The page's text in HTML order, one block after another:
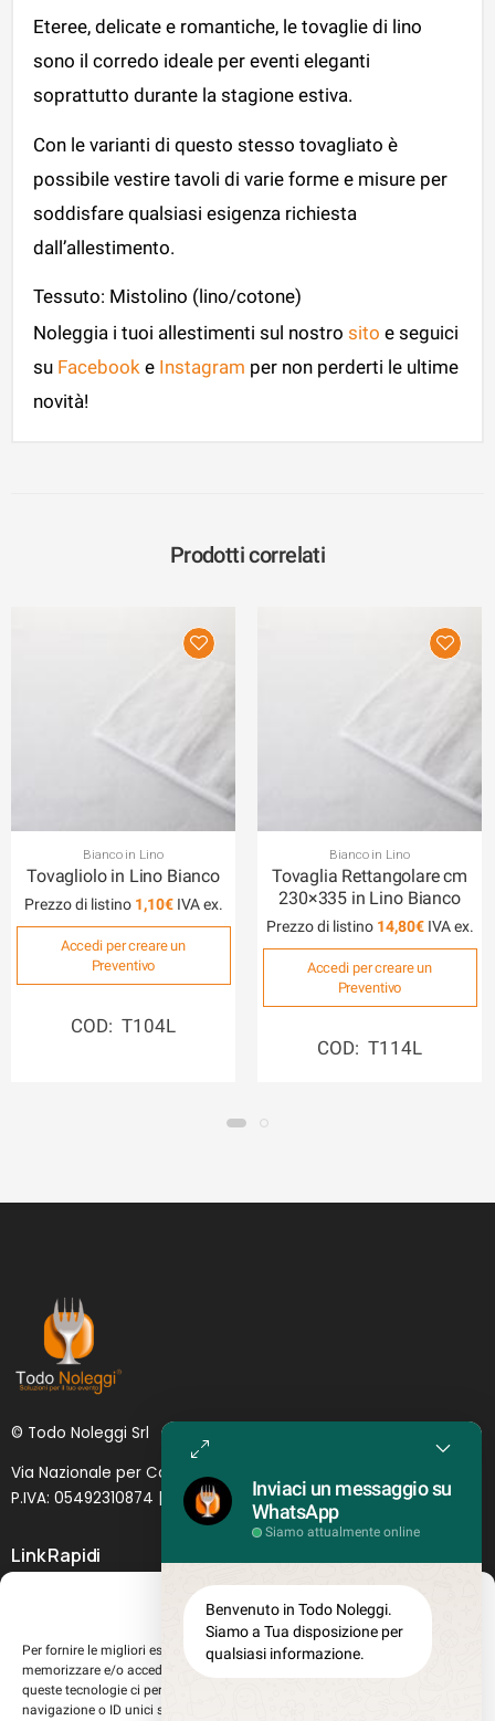
Gestisci Consenso
Per fornire le migliori esperienze, utilizziamo tecnologie come i cookie per
memorizzare e/o accedere alle informazioni del dispositivo. Il consenso a
queste tecnologie ci permetterà di elaborare dati come il comportamento di
navigazione o ID unici su questo sito. Non acconsentire o ritirare il
Eteree, delicate e romantiche, le tovaglie di lino
sono il corredo ideale per eventi eleganti
soprattutto durante la stagione estiva.
Con le varianti di questo stesso tovagliato è
possibile vestire tavoli di varie forme e misure per
soddisfare qualsiasi esigenza richiesta
dall’allestimento.
Tessuto: Mistolino (lino/cotone)
Noleggia i tuoi allestimenti sul nostro sito e seguici
su Facebook e Instagram per non perderti le ultime
novità!
Prodotti correlati
Bianco in Lino
Tovagliolo in Lino Bianco
Prezzo di listino 1,10€
Accedi per creare un
Preventivo
COD: T104L
Bianco in Lino
Tovaglia Rettangolare cm
230×335 in Lino Bianco
Prezzo di listino 14,80€
Accedi per creare un
Preventivo
COD: T114L
© Todo Noleggi Srl
Via Nazionale per Catania, 6 | 95024 - Acireale (CT)
P.IVA: 05492310874 | SDI: MJ1 O YNU (Lettera )
Link Rapidi
Chi siamo
Perché sceglierci
Registrati al sito
Inviaci un messaggio su
WhatsApp
Siamo attualmente online
Benvenuto in Todo Noleggi.
Siamo a Tua disposizione per
qualsiasi informazione.